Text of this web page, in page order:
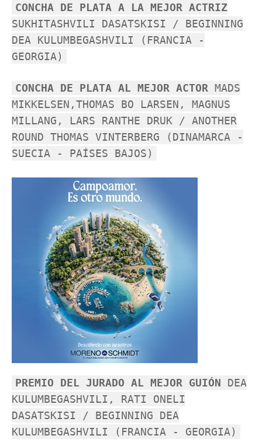
CONCHA DE PLATA A LA MEJOR ACTRIZ
SUKHITASHVILI DASATSKISI / BEGINNING
DEA KULUMBEGASHVILI (FRANCIA -
GEORGIA)
CONCHA DE PLATA AL MEJOR ACTOR MADS
MIKKELSEN,THOMAS BO LARSEN, MAGNUS
MILLANG, LARS RANTHE DRUK / ANOTHER
ROUND THOMAS VINTERBERG (DINAMARCA -
SUECIA - PAÍSES BAJOS)
PREMIO DEL JURADO AL MEJOR GUIÓN DEA
KULUMBEGASHVILI, RATI ONELI
DASATSKISI / BEGINNING DEA
KULUMBEGASHVILI (FRANCIA - GEORGIA)